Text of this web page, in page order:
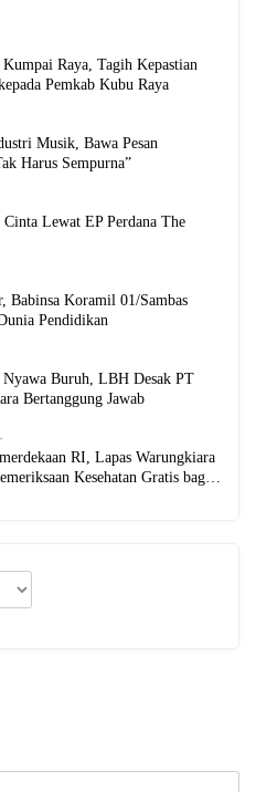
Raya, Tagih Kepastian
Pemkab Kubu Raya
Musik, Bawa Pesan
Harus Sempurna”
Lewat EP Perdana The
Babinsa Koramil 01/Sambas
Pendidikan
Buruh, LBH Desak PT
Bertanggung Jawab
RI, Lapas Warungkiara
Kesehatan Gratis bagi